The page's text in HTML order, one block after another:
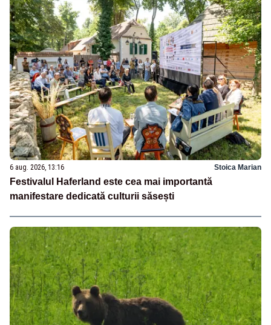
6 aug. 2026, 13:16 Stoica Marian
Festivalul Haferland este cea mai importantă
manifestare dedicată culturii săsești